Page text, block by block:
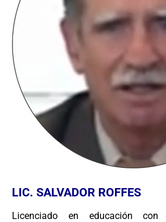
LIC. SALVADOR ROFFES
Licenciado en educación con